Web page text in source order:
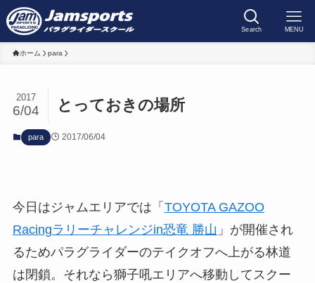
Search MENU
ホーム para
とっておきの場所
2017
6/04
para 2017/06/04
今日はジャムエリアでは「 TOYOTA GAZOO
Racingラリーチャレンジin恐竜 勝山 」が開催され
るためパラグライダーのテイクオフへ上がる林道
は閉鎖。それなら獅子吼エリアへ移動してスクー